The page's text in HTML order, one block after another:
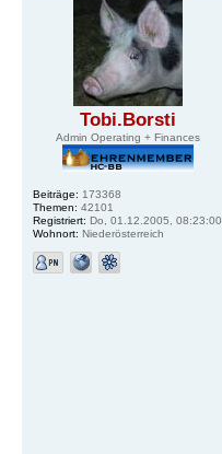
Tobi.Borsti
Admin Operating + Finances
Beiträge: 173368
Themen: 42101
Registriert: Do, 01.12.2005, 08:23:00
Wohnort: Niederösterreich